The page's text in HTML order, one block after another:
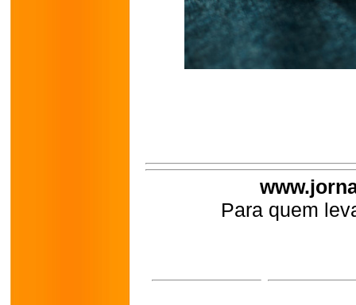
Para quem